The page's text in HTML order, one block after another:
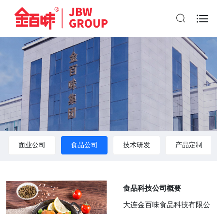

面业公司 食品公司 技术研发 产品定制
食品科技公司概要
大连金百味食品科技有限公